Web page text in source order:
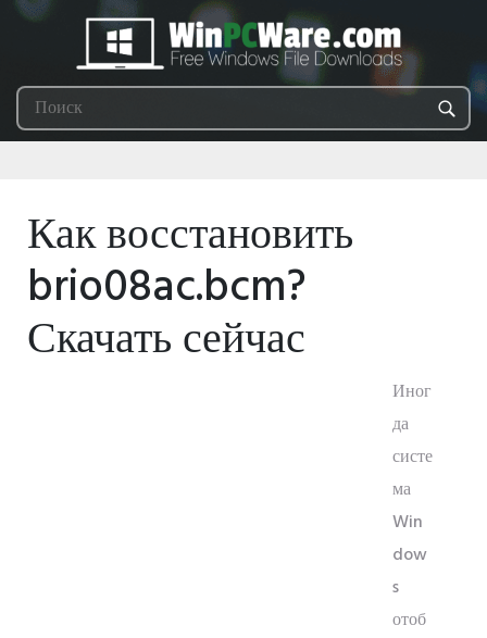
Как восстановить
brio08ac.bcm?
Скачать сейчас
Иног
да
систе
ма
Win
dow
s
отоб